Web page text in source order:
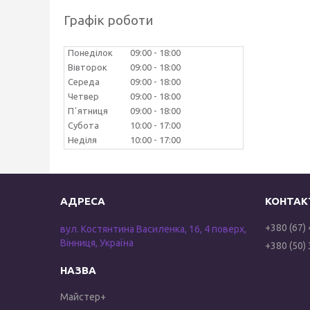
Графік роботи
Понеділок 09:00
18:00
Вівторок
09:00
18:00
Середа
09:00
18:00
Четвер
09:00
18:00
Пʼятниця
09:00
18:00
Субота
10:00
17:00
Неділя
10:00 17:00
вул. Костянтина Василенка, 16, 4 поверх,
Вінниця, Україна
Майстер+
+380 (67)
+380 (50)